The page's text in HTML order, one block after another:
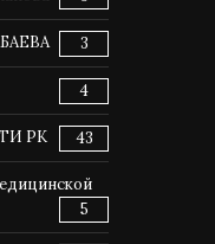
3
4
РК 43
5